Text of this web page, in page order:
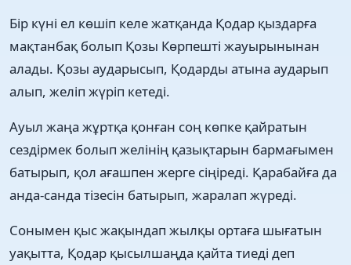
Бір күні ел көшіп келе жатқанда Қодар қыздарға
мақтанбақ болып Қозы Көрпешті жауырынынан
алады. Қозы аударысып, Қодарды атына аударып
алып, желіп жүріп кетеді.
Ауыл жаңа жұртқа қонған соң көпке қайратын
сездірмек болып желінің қазықтарын бармағымен
батырып, қол ағашпен жерге сіңіреді. Қарабайға да
анда-санда тізесін батырып, жаралап жүреді.
Сонымен қыс жақындап жылқы ортаға шығатын
уақытта, Қодар қысылшаңда қайта тиеді деп